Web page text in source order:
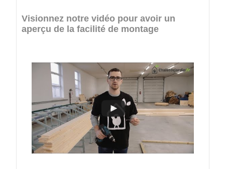
Visionnez notre vidéo pour avoir un
aperçu de la facilité de montage